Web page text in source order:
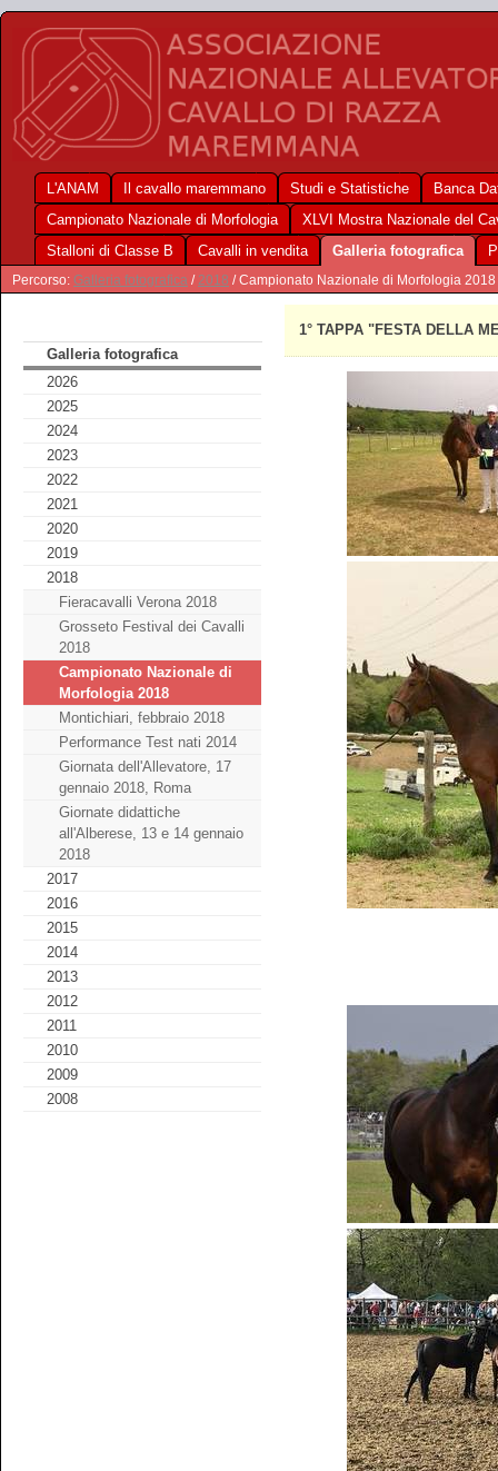
L'ANAM Il cavallo maremmano Studi e Statistiche
Banca
Campionato Nazionale di Morfologia
XLVI Mostra Nazionale del
Stalloni di Classe B
Cavalli in vendita Galleria fotografica
Percorso: Galleria fotografica /2018 / Campionato Nazionale di Morfologia 2018
Galleria fotografica
2026
2025
2024
2023
2022
2021
2020
2019
2018
Fieracavalli Verona 2018
Grosseto Festival dei Cavalli
2018
Campionato Nazionale di
Morfologia 2018
Montichiari, febbraio 2018
Performance Test nati 2014
Giornata dell'Allevatore, 17
gennaio 2018, Roma
Giornate didattiche
all'Alberese, 13 e 14 gennaio
2018
2017
2016
2015
2014
2013
2012
2011
2010
2009
2008
1° TAPPA "FESTA DELLA